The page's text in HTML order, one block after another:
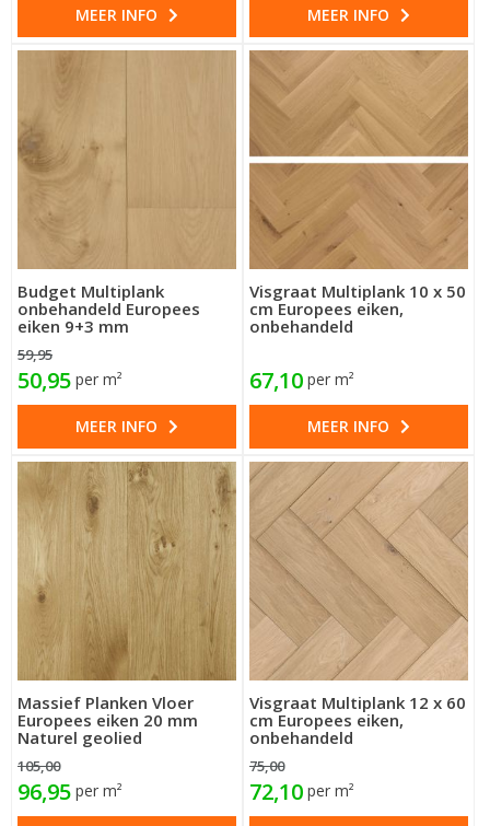
MEER INFO MEER INFO
Budget Multiplank
onbehandeld Europees
eiken 9+3 mm
59,95
50,95 per m²
MEER INFO
Visgraat Multiplank 10 x 50
cm Europees eiken,
onbehandeld
67,10 per m²
MEER INFO
Massief Planken Vloer
Europees eiken 20 mm
Naturel geolied
105,00
96,95 per m²
Visgraat Multiplank 12 x 60
cm Europees eiken,
onbehandeld
75,00
72,10 per m²